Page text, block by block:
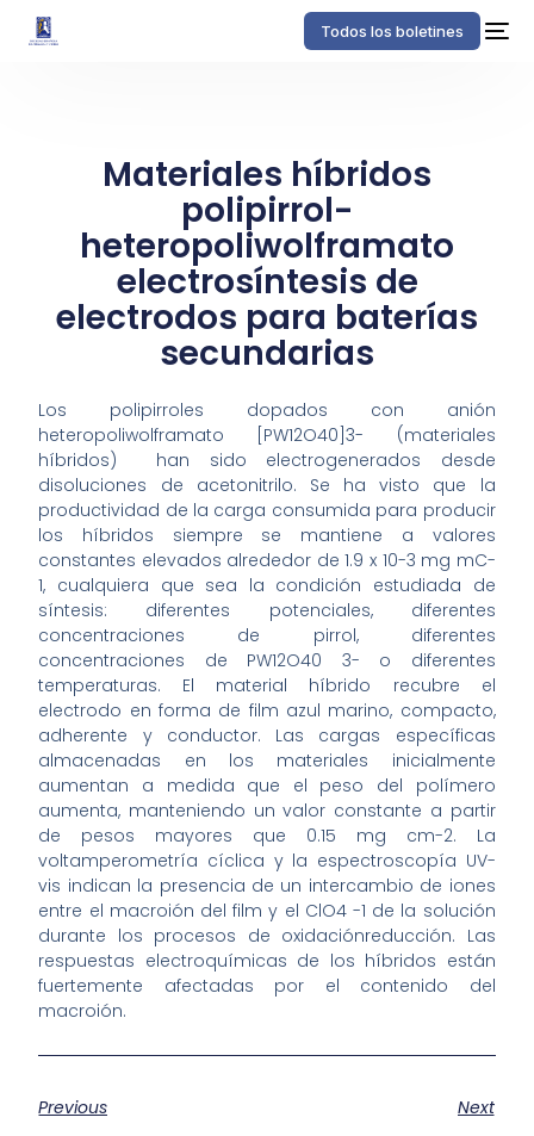
Todos los boletines
Materiales híbridos
polipirrol-
heteropoliwolframato
electrosíntesis de
electrodos para baterías
secundarias
Los polipirroles dopados con anión
heteropoliwolframato [PW12O40]3- (materiales
híbridos) han sido electrogenerados desde
disoluciones de acetonitrilo. Se ha visto que la
productividad de la carga consumida para producir
los híbridos siempre se mantiene a valores
constantes elevados alrededor de 1.9 x 10-3 mg mC-
1, cualquiera que sea la condición estudiada de
síntesis: diferentes potenciales, diferentes
concentraciones de pirrol, diferentes
concentraciones de PW12O40 3- o diferentes
temperaturas. El material híbrido recubre el
electrodo en forma de film azul marino, compacto,
adherente y conductor. Las cargas específicas
almacenadas en los materiales inicialmente
aumentan a medida que el peso del polímero
aumenta, manteniendo un valor constante a partir
de pesos mayores que 0.15 mg cm-2. La
voltamperometría cíclica y la espectroscopía UV-
vis indican la presencia de un intercambio de iones
entre el macroión del film y el ClO4 -1 de la solución
durante los procesos de oxidaciónreducción. Las
respuestas electroquímicas de los híbridos están
fuertemente afectadas por el contenido del
macroión.
Previous
Next